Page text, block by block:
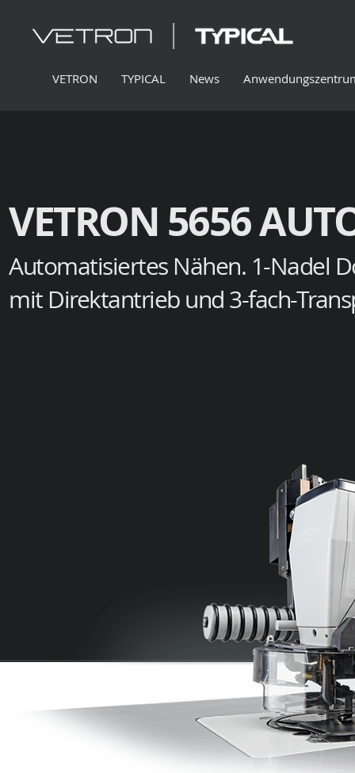
VETRON TYPICAL News
VETRON 5656
Automatisiertes Nähen. 1-Nadel
mit Direktantrieb und 3-fach-